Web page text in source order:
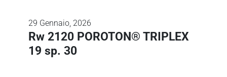
29 Gennaio, 2026
Rw 2120 POROTON® TRIPLEX
19 sp. 30